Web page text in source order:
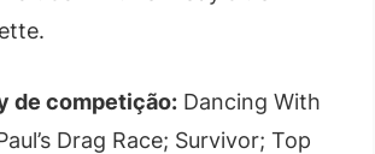
de competição: Dancing With
Drag Race; Survivor; Top